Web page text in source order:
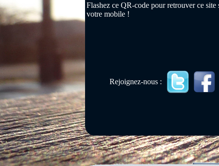
Flashez ce QR-code pour retrouver ce site
votre mobile !
Rejoignez-nous :